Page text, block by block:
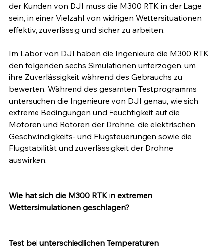
der Kunden von DJI muss die M300 RTK in der Lage
sein, in einer Vielzahl von widrigen Wettersituationen
effektiv, zuverlässig und sicher zu arbeiten.
Im Labor von DJI haben die Ingenieure die M300 RTK
den folgenden sechs Simulationen unterzogen, um
ihre Zuverlässigkeit während des Gebrauchs zu
bewerten. Während des gesamten Testprogramms
untersuchen die Ingenieure von DJI genau, wie sich
extreme Bedingungen und Feuchtigkeit auf die
Motoren und Rotoren der Drohne, die elektrischen
Geschwindigkeits- und Flugsteuerungen sowie die
Flugstabilität und zuverlässigkeit der Drohne
auswirken.
Wie hat sich die M300 RTK in extremen
Wettersimulationen geschlagen?
Test bei unterschiedlichen Temperaturen